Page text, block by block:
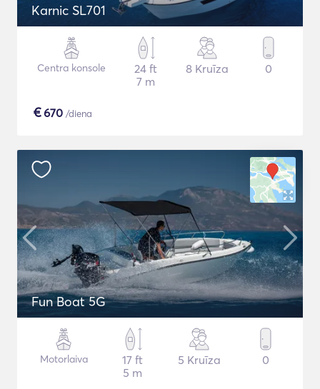
Karnic SL701
Centra konsole
24 ft
7 m
8 Kruīza 0
€670 /diena
Fun Boat 5G
Motorlaiva
17 ft
5 m
5 Kruīza 0